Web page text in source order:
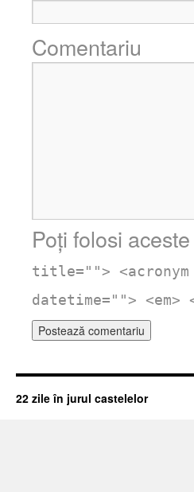
Comentariu
Poți folosi
title="">
datetime="">
22 zile în jurul castelelor